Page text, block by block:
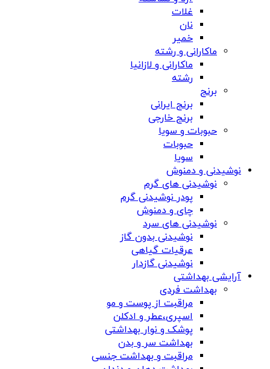
غلات
نان
خمیر
ماکارانی و رشته
ماکارانی و لازانیا
رشته
برنج
برنج ایرانی
برنج خارجی
حبوبات و سویا
حبوبات
سویا
نوشیدنی و دمنوش
نوشیدنی های گرم
پودر نوشیدنی گرم
چای و دمنوش
نوشیدنی های سرد
نوشیدنی بدون گاز
عرقیات گیاهی
نوشیدنی گازدار
آرایشی بهداشتی
بهداشت فردی
مراقبت از پوست و مو
اسپری،عطر و ادکلن
پوشک و نوار بهداشتی
بهداشت سر و بدن
مراقبت و بهداشت جنسی